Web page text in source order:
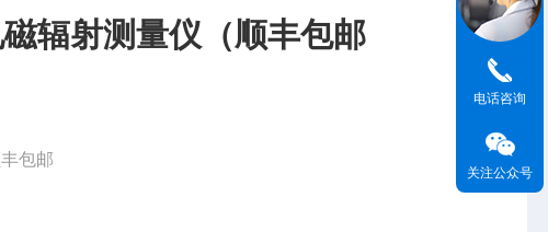
辐射测量仪（顺丰包邮
包邮
电话咨询
关注公众号